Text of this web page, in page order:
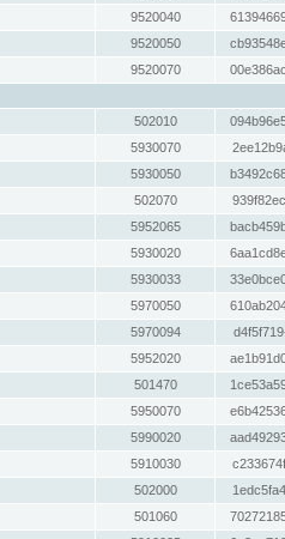
9520040
9520050
9520070
502010
5930070
5930050
502070
5952065
5930020
5930033
5970050
5970094
5952020
501470
5950070
5990020
5910030
502000
501060